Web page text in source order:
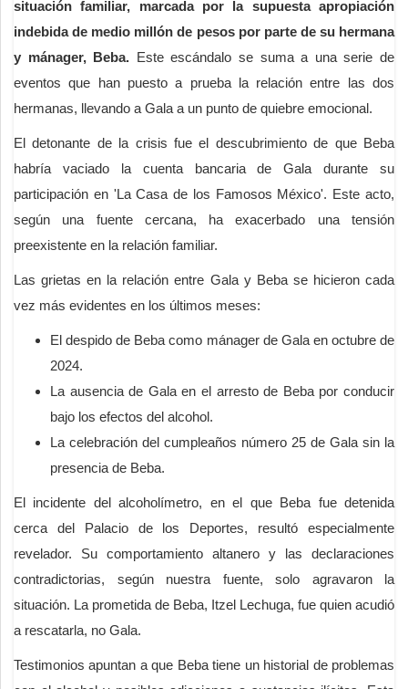
situación familiar, marcada por la supuesta apropiación
indebida de medio millón de pesos por parte de su hermana
y mánager, Beba. Este escándalo se suma a una serie de
eventos que han puesto a prueba la relación entre las dos
hermanas, llevando a Gala a un punto de quiebre emocional.
El detonante de la crisis fue el descubrimiento de que Beba
habría vaciado la cuenta bancaria de Gala durante su
participación en 'La Casa de los Famosos México'. Este acto,
según una fuente cercana, ha exacerbado una tensión
preexistente en la relación familiar.
Las grietas en la relación entre Gala y Beba se hicieron cada
vez más evidentes en los últimos meses:
El despido de Beba como mánager de Gala en octubre de
2024.
La ausencia de Gala en el arresto de Beba por conducir
bajo los efectos del alcohol.
La celebración del cumpleaños número 25 de Gala sin la
presencia de Beba.
El incidente del alcoholímetro, en el que Beba fue detenida
cerca del Palacio de los Deportes, resultó especialmente
revelador. Su comportamiento altanero y las declaraciones
contradictorias, según nuestra fuente, solo agravaron la
situación. La prometida de Beba, Itzel Lechuga, fue quien acudió
a rescatarla, no Gala.
Testimonios apuntan a que Beba tiene un historial de problemas